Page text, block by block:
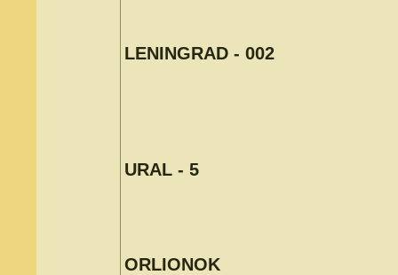
LENINGRAD - 002
URAL - 5
ORLIONOK